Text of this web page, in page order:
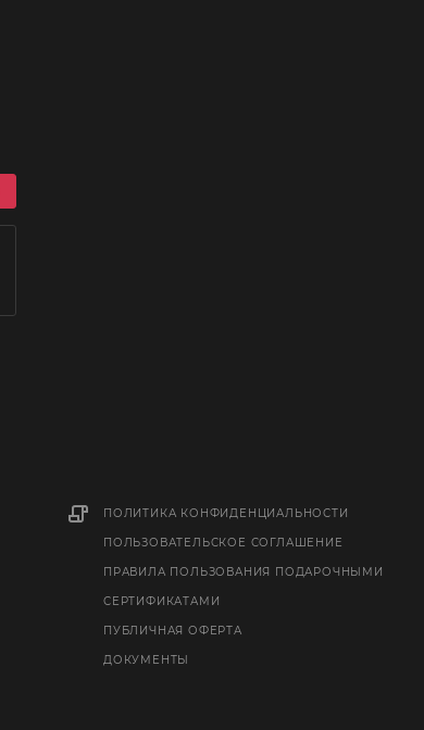
ПОЛИТИКА КОНФИДЕНЦИАЛЬНОСТИ
ПОЛЬЗОВАТЕЛЬСКОЕ СОГЛАШЕНИЕ
ПРАВИЛА ПОЛЬЗОВАНИЯ ПОДАРОЧНЫМИ
СЕРТИФИКАТАМИ
ПУБЛИЧНАЯ ОФЕРТА
ДОКУМЕНТЫ